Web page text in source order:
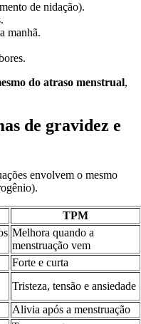
de nidação).
manhã.
do atraso menstrual,
de gravidez e
envolvem o mesmo
TPM
Melhora quando a
menstruação vem
Forte e curta
Tristeza, tensão e ansiedade
Alivia após a menstruação